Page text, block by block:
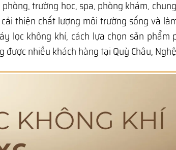
trường học, spa, phòng khám,
thiện chất lượng môi trường sống và
lọc không khí, cách lựa chọn sản
được nhiều khách hàng tại Quỳ Châu,